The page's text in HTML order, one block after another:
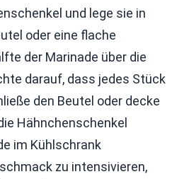
und lege sie in
oder eine flache
der Marinade über die
darauf, dass jedes Stück
den Beutel oder decke
Hähnchenschenkel
im Kühlschrank
zu intensivieren,